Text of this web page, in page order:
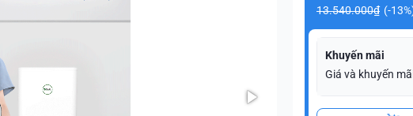
13.540.000₫ (-
Khuyến mãi
Giá và khuyến